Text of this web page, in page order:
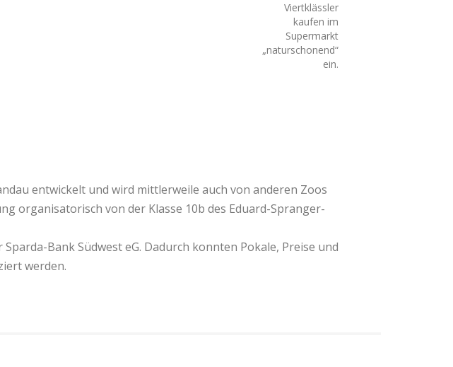
Viertklässler
kaufen im
Supermarkt
„naturschonend“
ein.
entwickelt und wird mittlerweile auch von anderen Zoos
organisatorisch von der Klasse 10b des Eduard-Spranger-
Bank Südwest eG. Dadurch konnten Pokale, Preise und
werden.